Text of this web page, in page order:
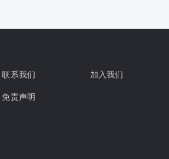
联系我们
加入我们
免责声明